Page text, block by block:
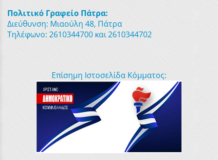
Πολιτικό Γραφείο Πάτρα:
Διεύθυνση: Μιαούλη 48, Πάτρα
Τηλέφωνο: 2610344700 και 2610344702
Επίσημη Ιστοσελίδα Κόμματος: